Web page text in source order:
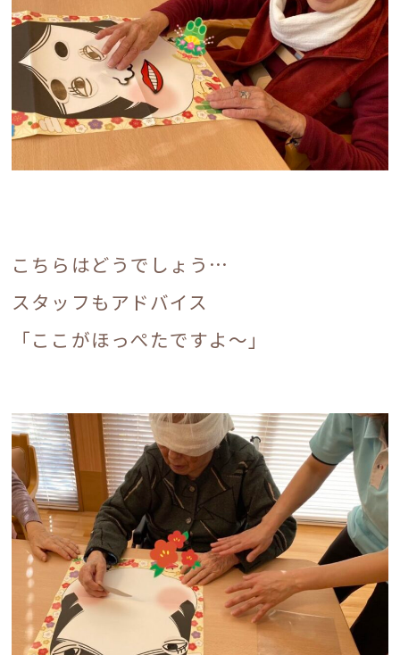
こちらはどうでしょう…
スタッフもアドバイス
「ここがほっぺたですよ～」